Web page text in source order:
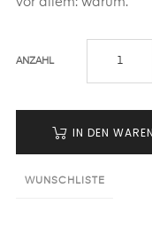
ANZAHL
IN DEN
WUNSCHLISTE